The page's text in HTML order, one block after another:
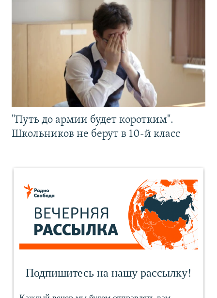
"Путь до армии будет коротким".
Школьников не берут в 10-й класс